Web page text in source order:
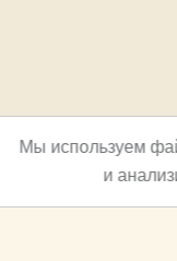
Мы используем
и